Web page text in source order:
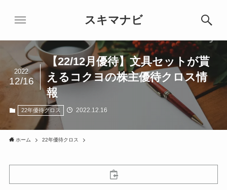
スキマナビ
【22/12月優待】文具セットが貰
えるコクヨの株主優待クロス情
報
2022
12/16
22年優待クロス 2022.12.16
ホーム 22年優待クロス